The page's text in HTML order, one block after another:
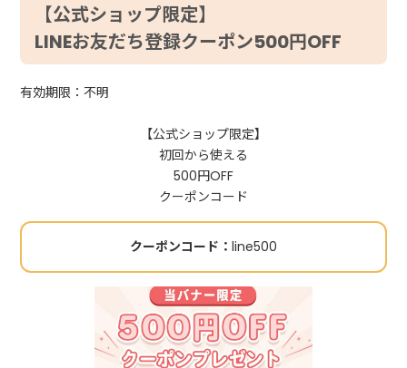
【公式ショップ限定】
LINEお友だち登録クーポン500円OFF
有効期限：不明
【公式ショップ限定】
初回から使える
500円OFF
クーポンコード
クーポンコード： line500